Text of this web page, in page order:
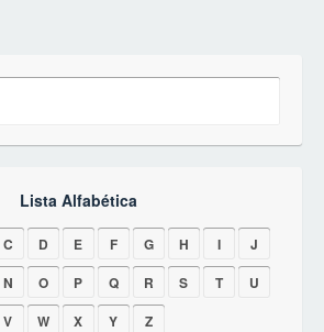
Lista Alfabética
C D E F G H I
J
N O P Q R S T
U
V
W X Y Z